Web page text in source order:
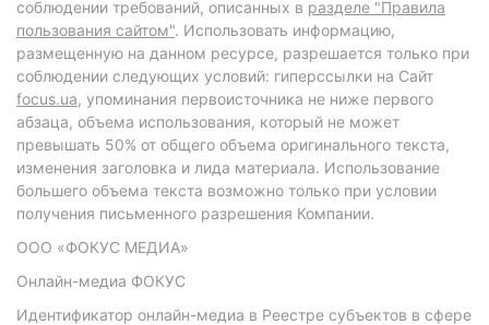
соблюдении требований, описанных в разделе "Правила
пользования сайтом". Использовать информацию,
размещенную на данном ресурсе, разрешается только при
соблюдении следующих условий: гиперссылки на Сайт
focus.ua, упоминания первоисточника не ниже первого
абзаца, объема использования, который не может
превышать 50% от общего объема оригинального текста,
изменения заголовка и лида материала. Использование
большего объема текста возможно только при условии
получения письменного разрешения Компании.
ООО «ФОКУС МЕДИА»
Онлайн-медиа ФОКУС
Идентификатор онлайн-медиа в Реестре субъектов в сфере